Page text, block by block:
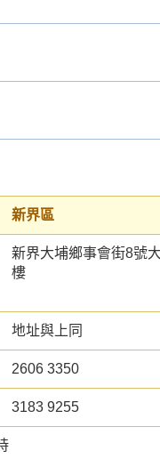
新界區
新界大埔鄉事會街8號
樓
地址與上同
2606 3350
3183 9255